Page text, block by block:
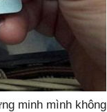
minh mình không